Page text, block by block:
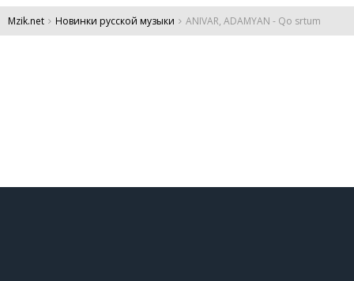
Mzik.net Новинки русской музыки ANIVAR, ADAMYAN - Qo srtum